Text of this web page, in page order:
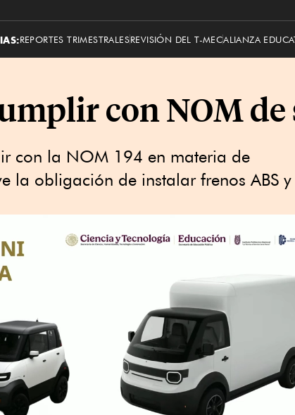
REPORTES TRIMESTRALESREVISIÓN DEL T-MECALIANZA
con NOM
con la NOM 194 en materia de
la obligación de instalar frenos ABS y